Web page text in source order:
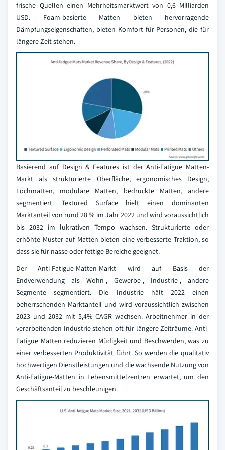
frische Quellen einen Mehrheitsmarktwert von 0,6 Milliarden
USD. Foam-basierte Matten bieten hervorragende
Dämpfungseigenschaften, bieten Komfort für Personen, die für
längere Zeit stehen.
Basierend auf Design & Features ist der Anti-Fatigue Matten-
Markt als strukturierte Oberfläche, ergonomisches Design,
Lochmatten, modulare Matten, bedruckte Matten, andere
segmentiert. Textured Surface hielt einen dominanten
Marktanteil von rund 28 % im Jahr 2022 und wird voraussichtlich
bis 2032 im lukrativen Tempo wachsen. Strukturierte oder
erhöhte Muster auf Matten bieten eine verbesserte Traktion, so
dass sie für nasse oder fettige Bereiche geeignet.
Der Anti-Fatigue-Matten-Markt wird auf Basis der
Endverwendung als Wohn-, Gewerbe-, Industrie-, andere
Segmente segmentiert. Die Industrie hält 2022 einen
beherrschenden Marktanteil und wird voraussichtlich zwischen
2023 und 2032 mit 5,4% CAGR wachsen. Arbeitnehmer in der
verarbeitenden Industrie stehen oft für längere Zeiträume. Anti-
Fatigue Matten reduzieren Müdigkeit und Beschwerden, was zu
einer verbesserten Produktivität führt. So werden die qualitativ
hochwertigen Dienstleistungen und die wachsende Nutzung von
Anti-Fatigue-Matten in Lebensmittelzentren erwartet, um den
Geschäftsanteil zu beschleunigen.